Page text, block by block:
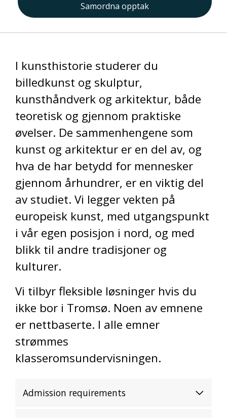
Samordna opptak
I kunsthistorie studerer du
billedkunst og skulptur,
kunsthåndverk og arkitektur, både
teoretisk og gjennom praktiske
øvelser. De sammenhengene som
kunst og arkitektur er en del av, og
hva de har betydd for mennesker
gjennom århundrer, er en viktig del
av studiet. Vi legger vekten på
europeisk kunst, med utgangspunkt
i vår egen posisjon i nord, og med
blikk til andre tradisjoner og
kulturer.
Vi tilbyr fleksible løsninger hvis du
ikke bor i Tromsø. Noen av emnene
er nettbaserte. I alle emner
strømmes
klasseromsundervisningen.
Admission requirements